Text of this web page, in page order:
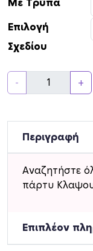
Με Τρύπα
Επιλογή
Σχεδίου
-
ι
κ
σ
+
Περιγραφή
Αναζητήστε
πάρτυ
Επιπλέον